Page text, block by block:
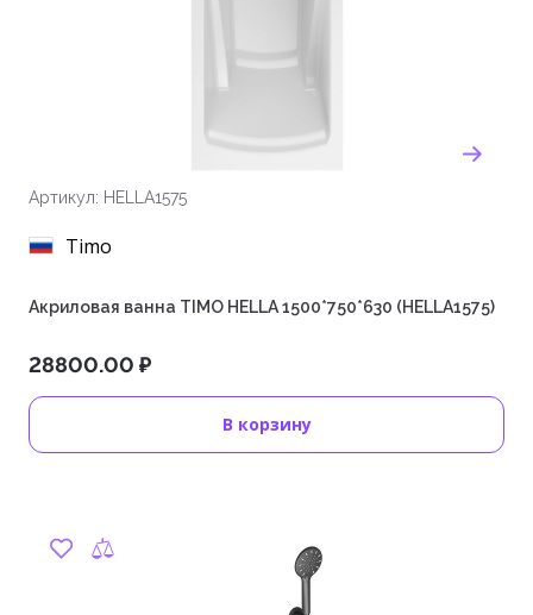
Артикул: HELLA1575
Timo
Акриловая ванна TIMO HELLA 1500*750*630 (HELLA1575)
28800.00 ₽
В корзину